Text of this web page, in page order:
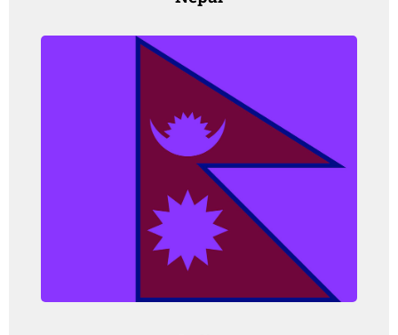
Nepal
Angka kejadian: 13.9 per 100,000
orang, pada perempuan
Angka kematian: 7.6 per 100,000
orang, pada perempuan
(IARC, 2021)